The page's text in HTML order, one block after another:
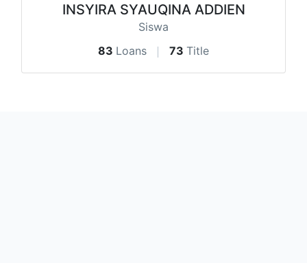
INSYIRA SYAUQINA ADDIEN
Siswa
83 Loans 73 Title